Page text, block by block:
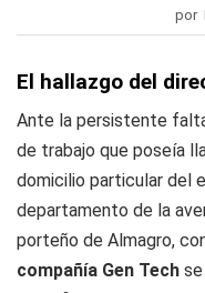
por
El hallazgo del
Ante la persistente
de trabajo que poseía
domicilio particular del
departamento de la
porteño de Almagro,
compañía Gen Tech